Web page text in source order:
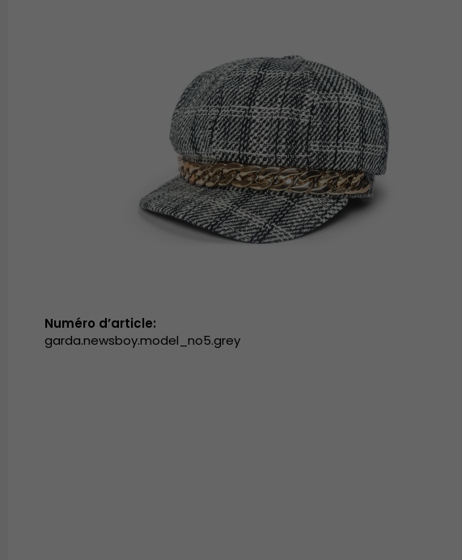
Numéro d’article:
garda.newsboy.model_no5.grey